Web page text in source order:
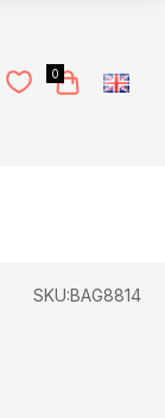
0
SKU:BAG8814